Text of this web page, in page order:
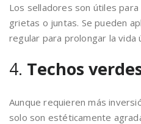
Los selladores son útiles
grietas o juntas. Se pueden
regular para prolongar la vida
4. Techos
Aunque requieren más
solo son estéticamente